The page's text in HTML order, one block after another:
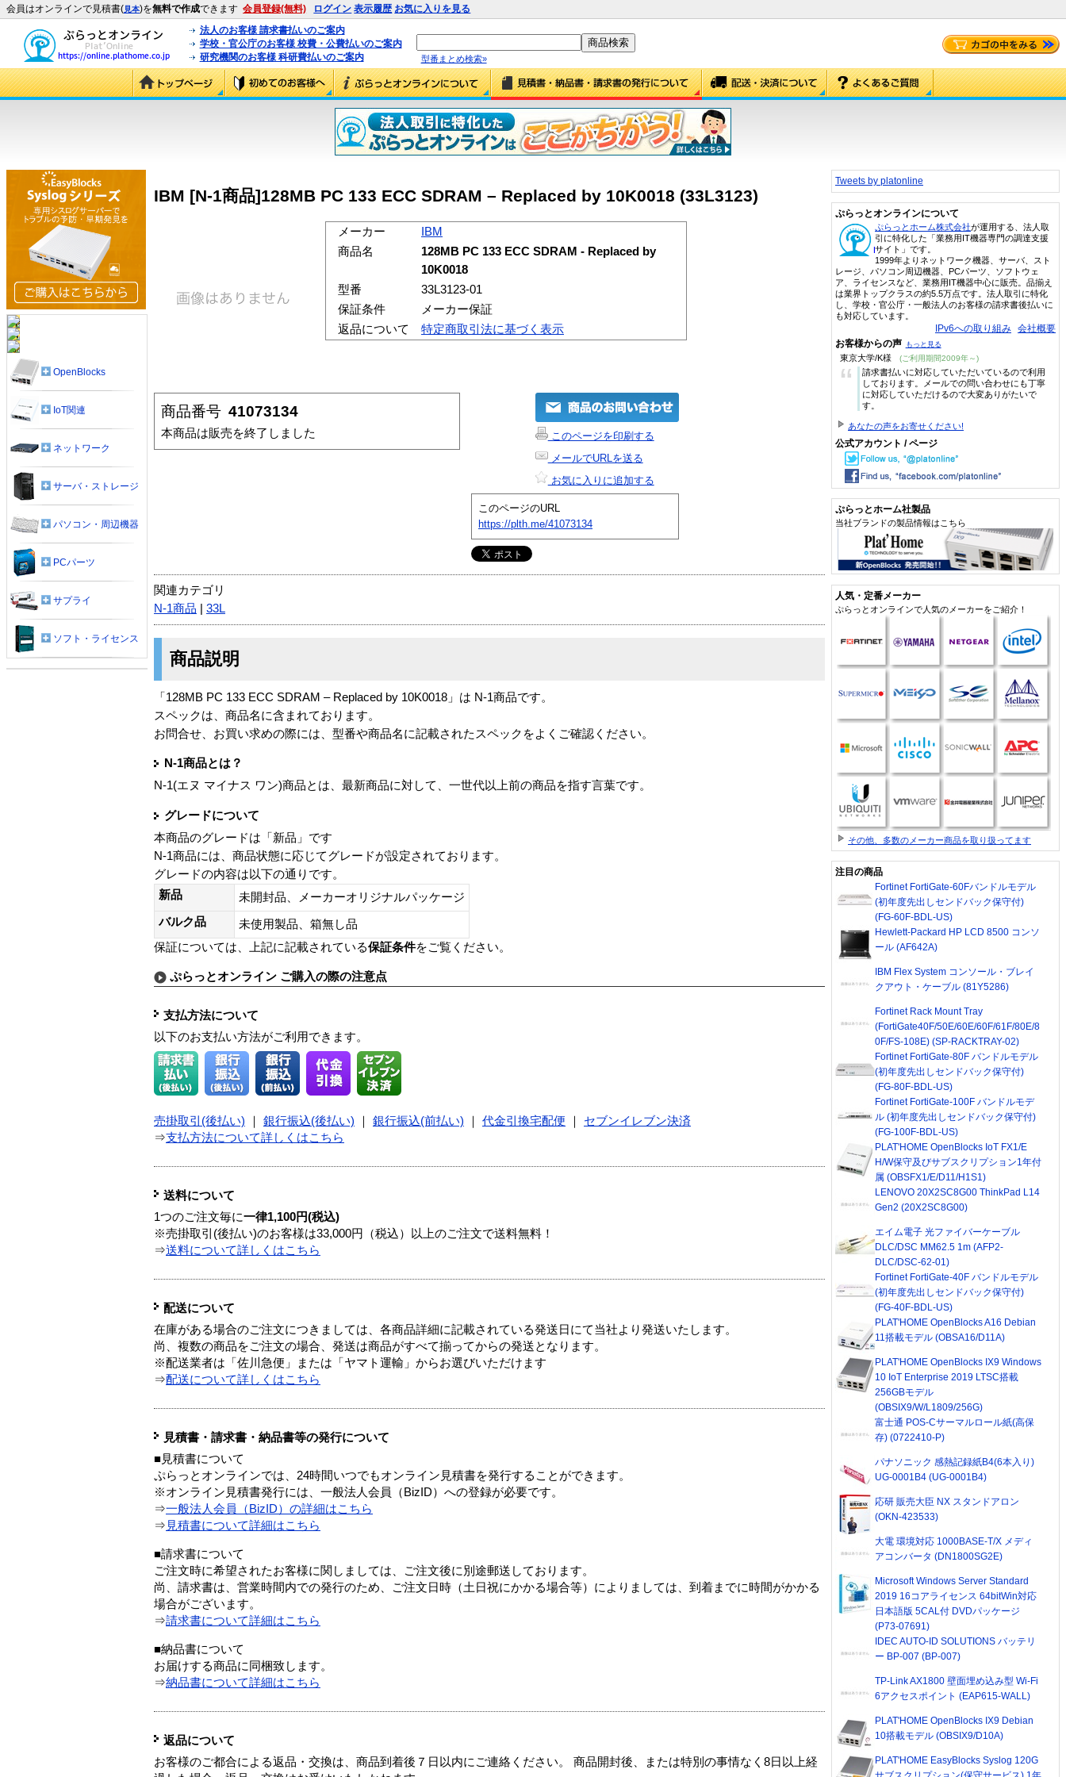
会員はオンラインで見積書(見本)を無料で作成できます 会員登録(無料) ログイン 表示履歴 お気に入りを見る
法人のお客様 請求書払いのご案内
学校・官公庁のお客様 校費・公費払いのご案内
研究機関のお客様 科研費払いのご案内
型番まとめ検索»
IBM [N-1商品]128MB PC 133 ECC SDRAM – Replaced by 10K0018 (33L3123)
メーカー
IBM
商品名
128MB PC 133 ECC SDRAM - Replaced by
10K0018
型番
33L3123-01
保証条件
メーカー保証
返品について
特定商取引法に基づく表示
商品番号 41073134
本商品は販売を終了しました
このページを印刷する
メールでURLを送る
お気に入りに追加する
このページのURL
https://plth.me/41073134
関連カテゴリ
N-1商品
33L
商品説明
「128MB PC 133 ECC SDRAM – Replaced by 10K0018」は N-1商品です。
スペックは、商品名に含まれております。
お問合せ、お買い求めの際には、型番や商品名に記載されたスペックをよくご確認ください。
N-1商品とは？
N-1(エヌ マイナス ワン)商品とは、最新商品に対して、一世代以上前の商品を指す言葉です。
グレードについて
本商品のグレードは「新品」です
N-1商品には、商品状態に応じてグレードが設定されております。
グレードの内容は以下の通りです。
新品
未開封品、メーカーオリジナルパッケージ
バルク品
未使用製品、箱無し品
保証については、上記に記載されている保証条件をご覧ください。
ぷらっとオンライン ご購入の際の注意点
支払方法について
以下のお支払い方法がご利用できます。
売掛取引(後払い) 銀行振込(後払い) 銀行振込(前払い) 代金引換宅配便
セブンイレブン決済
⇒支払方法について詳しくはこちら
送料について
1つのご注文毎に一律1,100円(税込)
※売掛取引(後払い)のお客様は33,000円（税込）以上のご注文で送料無料！
⇒送料について詳しくはこちら
配送について
在庫がある場合のご注文につきましては、各商品詳細に記載されている発送日にて当社より発送いたします。
尚、複数の商品をご注文の場合、発送は商品がすべて揃ってからの発送となります。
※配送業者は「佐川急便」または「ヤマト運輸」からお選びいただけます
⇒配送について詳しくはこちら
見積書・請求書・納品書等の発行について
■見積書について
ぷらっとオンラインでは、24時間いつでもオンライン見積書を発行することができます。
※オンライン見積書発行には、一般法人会員（BizID）への登録が必要です。
⇒一般法人会員（BizID）の詳細はこちら
⇒ 見積書について詳細はこちら
■請求書について
ご注文時に希望されたお客様に関しましては、ご注文後に別途郵送しております。
尚、請求書は、営業時間内での発行のため、ご注文日時（土日祝にかかる場合等）によりましては、到着までに時間がかかる
場合がございます。
⇒請求書について詳細はこちら
■納品書について
お届けする商品に同梱致します。
⇒納品書について詳細はこちら
返品について
お客様のご都合による返品・交換は、商品到着後７日以内にご連絡ください。 商品開封後、または特別の事情なく8日以上経
OpenBlocks
IoT関連
ネットワーク
サーバ・ストレージ
パソコン・周辺機器
PCパーツ
サプライ
ソフト・ライセンス
Tweets by platonline
ぷらっとオンラインについて
ぷらっとホーム株式会社が運用する、法人取
引に特化した「業務用IT機器専門の調達支援
サイト」です。
1999年よりネットワーク機器、サーバ、スト
レージ、パソコン周辺機器、PCパーツ、ソフトウェ
ア、ライセンスなど、業務用IT機器中心に販売。品揃え
は業界トップクラスの約5.5万点です。法人取引に特化
し、学校・官公庁・一般法人のお客様の請求書後払いに
も対応しています。
IPv6への取り組み 会社概要
お客様からの声 もっと見る
東京大学/K様 (ご利用期間2009年～)
“
請求書払いに対応していただいているので利用
しております。メールでの問い合わせにも丁寧
に対応していただけるので大変ありがたいで
す。
あなたの声をお寄せください!
公式アカウント / ページ
ぷらっとホーム社製品
当社ブランドの製品情報はこちら
人気・定番メーカー
ぷらっとオンラインで人気のメーカーをご紹介！
その他、多数のメーカー商品を取り扱ってます
注目の商品
Fortinet FortiGate-60Fバンドルモデル
(初年度先出しセンドバック保守付)
(FG-60F-BDL-US)
Hewlett-Packard HP LCD 8500 コンソ
ール (AF642A)
IBM Flex System コンソール・ブレイ
クアウト・ケーブル (81Y5286)
Fortinet Rack Mount Tray
(FortiGate40F/50E/60E/60F/61F/80E/8
0F/FS-108E) (SP-RACKTRAY-02)
Fortinet FortiGate-80F バンドルモデル
(初年度先出しセンドバック保守付)
(FG-80F-BDL-US)
Fortinet FortiGate-100F バンドルモデ
ル (初年度先出しセンドバック保守付)
(FG-100F-BDL-US)
PLAT'HOME OpenBlocks IoT FX1/E
H/W保守及びサブスクリプション1年付
属 (OBSFX1/E/D11/H1S1)
LENOVO 20X2SC8G00 ThinkPad L14
Gen2 (20X2SC8G00)
エイム電子 光ファイバーケーブル
DLC/DSC MM62.5 1m (AFP2-
DLC/DSC-62-01)
Fortinet FortiGate-40F バンドルモデル
(初年度先出しセンドバック保守付)
(FG-40F-BDL-US)
PLAT'HOME OpenBlocks A16 Debian
11搭載モデル (OBSA16/D11A)
PLAT'HOME OpenBlocks IX9 Windows
10 IoT Enterprise 2019 LTSC搭載
256GBモデル
(OBSIX9/W/L1809/256G)
富士通 POS-Cサーマルロール紙(高保
存) (0722410-P)
パナソニック 感熱記録紙B4(6本入り)
UG-0001B4 (UG-0001B4)
応研 販売大臣 NX スタンドアロン
(OKN-423533)
大電 環境対応 1000BASE-T/X メディ
アコンバータ (DN1800SG2E)
Microsoft Windows Server Standard
2019 16コアライセンス 64bitWin対応
日本語版 5CAL付 DVDパッケージ
(P73-07691)
IDEC AUTO-ID SOLUTIONS バッテリ
ー BP-007 (BP-007)
TP-Link AX1800 壁面埋め込み型 Wi-Fi
6アクセスポイント (EAP615-WALL)
PLAT'HOME OpenBlocks IX9 Debian
10搭載モデル (OBSIX9/D10A)
PLAT'HOME EasyBlocks Syslog 120G